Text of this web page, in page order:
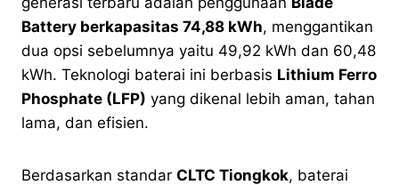
Battery berkapasitas 74,88 kWh, menggantikan
dua opsi sebelumnya yaitu 49,92 kWh dan 60,48
kWh. Teknologi baterai ini berbasis Lithium Ferro
Phosphate (LFP) yang dikenal lebih aman, tahan
lama, dan efisien.
Berdasarkan standar CLTC Tiongkok, baterai